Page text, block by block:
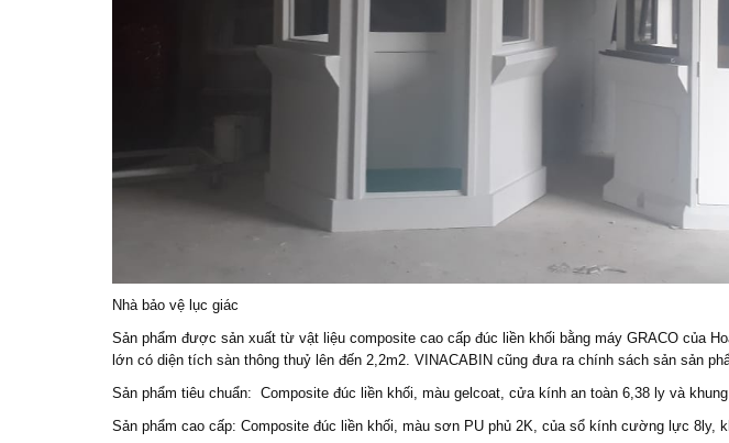
Nhà bảo vệ lục giác
Sản phẩm được sản xuất từ vật liệu composite cao cấp đúc liền khối bằng máy GRACO của
lớn có diện tích sàn thông thuỷ lên đến 2,2m2. VINACABIN cũng đưa ra chính sách sản sản
Sản phẩm tiêu chuẩn: Composite đúc liền khối, màu gelcoat, cửa kính an toàn 6,38 ly và
Sản phẩm cao cấp: Composite đúc liền khối, màu sơn PU phủ 2K, của sổ kính cường lực 8ly,